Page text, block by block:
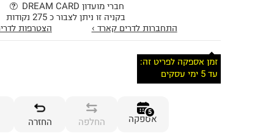
חברי מועדון DREAM CARD
בקניה זו ניתן לצבור כ 275 נקודות
התחברות לדרים קארד ›
הצטרפות
זמן אספקה לפריט זה:
עד 5 ימי עסקים
5
אספקה החלפה החזרה